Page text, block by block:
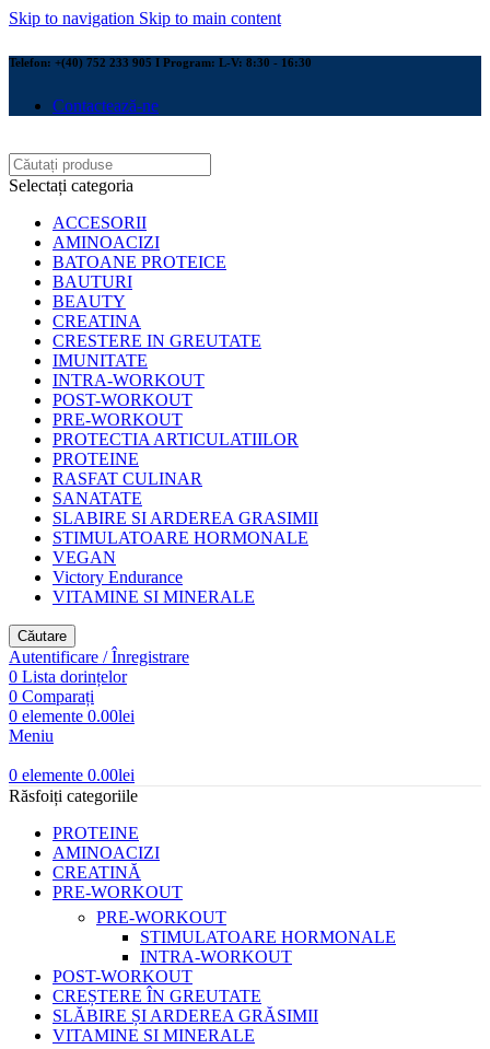
Skip to navigation Skip to main content
Telefon: +(40) 752 233 905 I Program: L-V: 8:30 - 16:30
Contactează-ne
Selectați categoria
ACCESORII
AMINOACIZI
BATOANE PROTEICE
BAUTURI
BEAUTY
CREATINA
CRESTERE IN GREUTATE
IMUNITATE
INTRA-WORKOUT
POST-WORKOUT
PRE-WORKOUT
PROTECTIA ARTICULATIILOR
PROTEINE
RASFAT CULINAR
SANATATE
SLABIRE SI ARDEREA GRASIMII
STIMULATOARE HORMONALE
VEGAN
Victory Endurance
VITAMINE SI MINERALE
Căutare
Autentificare / Înregistrare
0 Lista dorințelor
0 Comparați
0 elemente 0.00lei
Meniu
0 elemente 0.00lei
Răsfoiți categoriile
PROTEINE
AMINOACIZI
CREATINĂ
PRE-WORKOUT
PRE-WORKOUT
STIMULATOARE HORMONALE
INTRA-WORKOUT
POST-WORKOUT
CREȘTERE ÎN GREUTATE
SLĂBIRE ȘI ARDEREA GRĂSIMII
VITAMINE SI MINERALE